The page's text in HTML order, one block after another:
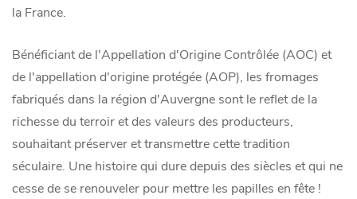
la France.
Bénéficiant de l'Appellation d'Origine Contrôlée (AOC) et
de l'appellation d'origine protégée (AOP), les fromages
fabriqués dans la région d'Auvergne sont le reflet de la
richesse du terroir et des valeurs des producteurs,
souhaitant préserver et transmettre cette tradition
séculaire. Une histoire qui dure depuis des siècles et qui ne
cesse de se renouveler pour mettre les papilles en fête !